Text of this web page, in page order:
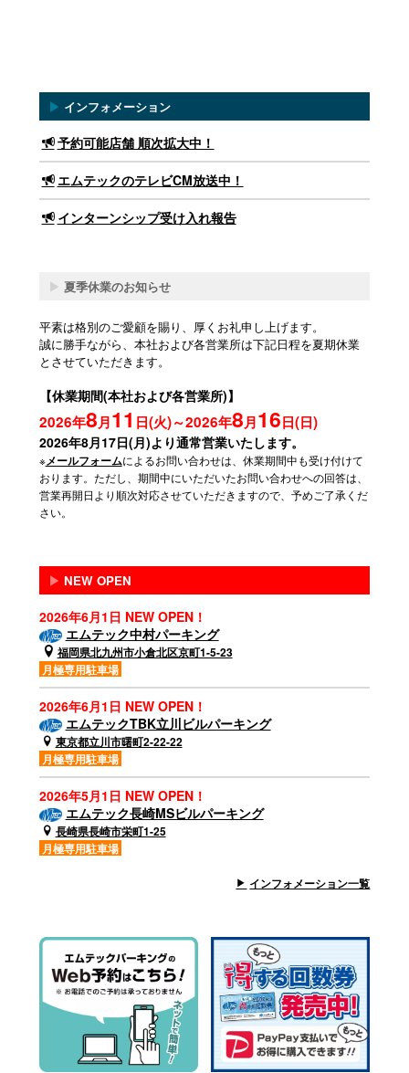
▶ インフォメーション
予約可能店舗 順次拡大中！
エムテックのテレビCM放送中！
インターンシップ受け入れ報告
▶ 夏季休業のお知らせ
平素は格別のご愛顧を賜り、厚くお礼申し上げます。
誠に勝手ながら、本社および各営業所は下記日程を夏期休業
とさせていただきます。
【休業期間(本社および各営業所)】
2026年8月11 日(火)～2026年8月16日(日)
2026年8月17日(月)より通常営業いたします。
※メールフォームによるお問い合わせは、休業期間中も受け付けて
おります。ただし、期間中にいただいたお問い合わせへの回答は、
営業再開日より順次対応させていただきますので、予めご了承くだ
さい。
▶ NEW OPEN
2026年6月1日 NEW OPEN！
エムテック中村パーキング
福岡県北九州市小倉北区京町1-5-23
月極専用駐車場
2026年6月1日 NEW OPEN！
エムテックTBK立川ビルパーキング
東京都立川市曙町2-22-22
月極専用駐車場
2026年5月1日 NEW OPEN！
エムテック長崎MSビルパーキング
長崎県長崎市栄町1-25
月極専用駐車場
インフォメーション一覧